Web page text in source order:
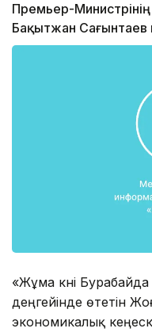
Премьер-
Бақытжан Сағынтаев
«Жұма күні
деңгейінде өтетін
экономикалық